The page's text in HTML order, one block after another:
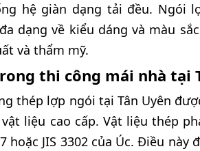
hệ giàn dạng tải đều. Ngói
dạng về kiểu dáng và màu
và thẩm mỹ.
thi công mái nhà tại
thép lợp ngói tại Tân Uyên
liệu cao cấp. Vật liệu thép
JIS 3302 của Úc. Điều này